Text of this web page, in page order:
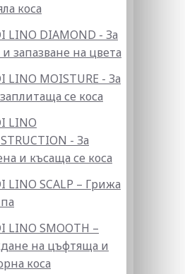
коса
LINO DIAMOND - За
и запазване на цвета
LINO MOISTURE - За
се коса
LINO
- За
и късаща се коса
LINO SCALP – Грижа
LINO SMOOTH –
на цъфтяща и
коса